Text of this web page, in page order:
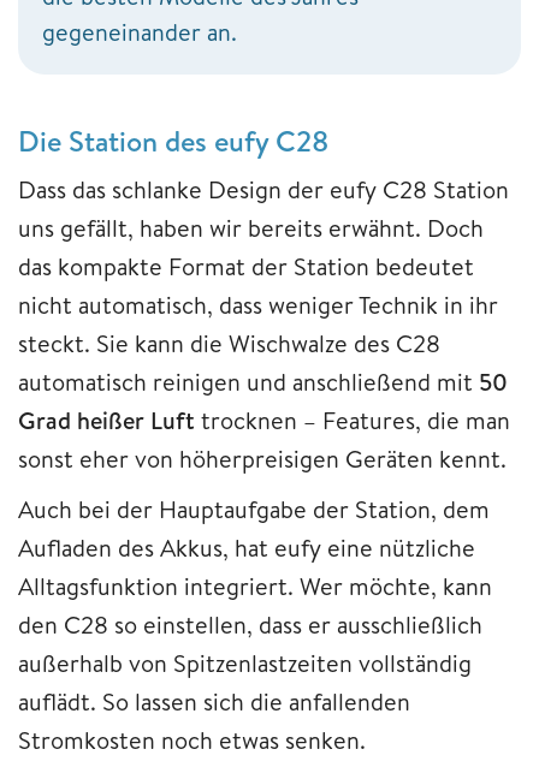
gegeneinander an.
Die Station des eufy C28
Dass das schlanke Design der eufy C28 Station
uns gefällt, haben wir bereits erwähnt. Doch
das kompakte Format der Station bedeutet
nicht automatisch, dass weniger Technik in ihr
steckt. Sie kann die Wischwalze des C28
automatisch reinigen und anschließend mit 50
Grad heißer Luft trocknen – Features, die man
sonst eher von höherpreisigen Geräten kennt.
Auch bei der Hauptaufgabe der Station, dem
Aufladen des Akkus, hat eufy eine nützliche
Alltagsfunktion integriert. Wer möchte, kann
den C28 so einstellen, dass er ausschließlich
außerhalb von Spitzenlastzeiten vollständig
auflädt. So lassen sich die anfallenden
Stromkosten noch etwas senken.